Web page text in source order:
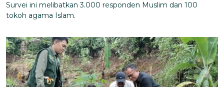
Survei ini melibatkan 3.000 responden Muslim dan 100
tokoh agama Islam.